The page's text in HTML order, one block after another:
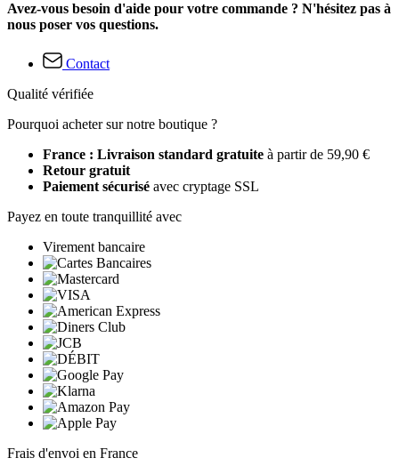
Avez-vous besoin d'aide pour votre commande ? N'hésitez pas à
nous poser vos questions.
Contact
Qualité vérifiée
Pourquoi acheter sur notre boutique ?
France : Livraison standard gratuite à partir de 59,90 €
Retour gratuit
Paiement sécurisé avec cryptage SSL
Payez en toute tranquillité avec
Virement bancaire
Frais d'envoi en France